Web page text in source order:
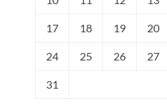
17 18 19 20
24 25 26 27
31